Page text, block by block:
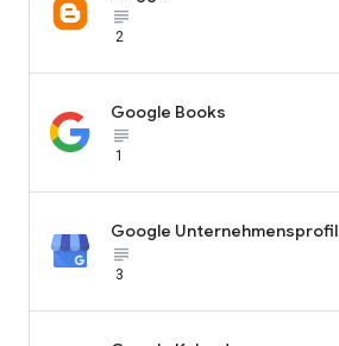
subject_black
2
Google Books
subject_black
1
Google Unternehmensprofil
subject_black
3